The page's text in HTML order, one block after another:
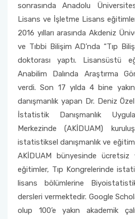
sonrasında Anadolu
Lisans ve İşletme Lisans
2016 yılları arasında Akdeniz
ve Tıbbi Bilişim AD’nda “Tıp
doktorası yaptı. Lisansüstü
Anabilim Dalında Araştırma
verdi. Son 17 yılda 4 bine
danışmanlık yapan Dr. Deniz
İstatistik Danışmanlık
Merkezinde (AKİDUAM)
istatistiksel danışmanlık ve
AKİDUAM bünyesinde ücretsiz
eğitimler, Tıp Kongrelerinde
lisans bölümlerine
dersleri vermektedir. Google
olup 100’e yakın akademik